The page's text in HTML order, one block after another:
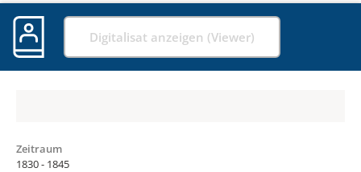
Digitalisat anzeigen (Viewer)
Zeitraum
1830 - 1845